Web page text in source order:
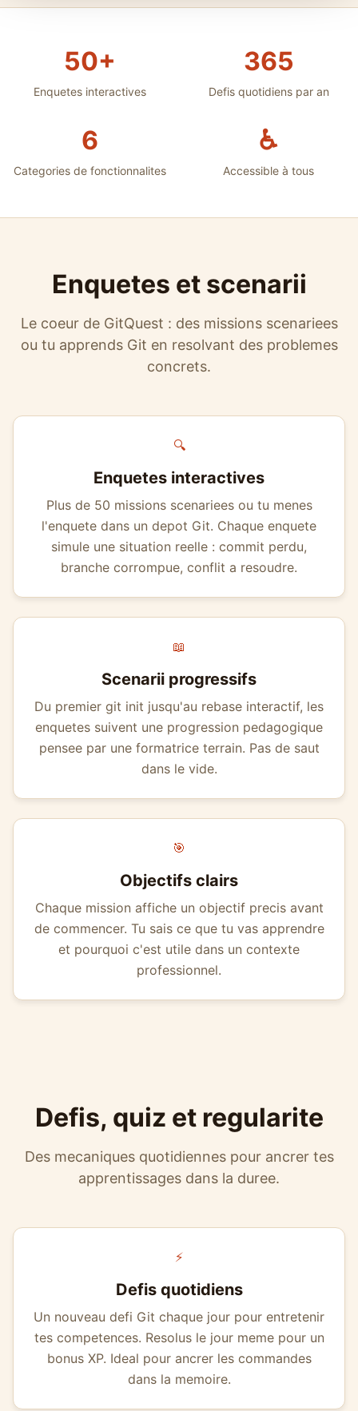
50+
Enquetes interactives
365
Defis quotidiens par an
6
Categories de fonctionnalites
♿
Accessible à tous
Enquetes et scenarii
Le coeur de GitQuest : des missions scenariees
ou tu apprends Git en resolvant des problemes
concrets.
🔍
Enquetes interactives
Plus de 50 missions scenariees ou tu menes
l'enquete dans un depot Git. Chaque enquete
simule une situation reelle : commit perdu,
branche corrompue, conflit a resoudre.
📖
Scenarii progressifs
Du premier git init jusqu'au rebase interactif, les
enquetes suivent une progression pedagogique
pensee par une formatrice terrain. Pas de saut
dans le vide.
🎯
Objectifs clairs
Chaque mission affiche un objectif precis avant
de commencer. Tu sais ce que tu vas apprendre
et pourquoi c'est utile dans un contexte
professionnel.
Defis, quiz et regularite
Des mecaniques quotidiennes pour ancrer tes
apprentissages dans la duree.
⚡
Defis quotidiens
Un nouveau defi Git chaque jour pour entretenir
tes competences. Resolus le jour meme pour un
bonus XP. Ideal pour ancrer les commandes
dans la memoire.